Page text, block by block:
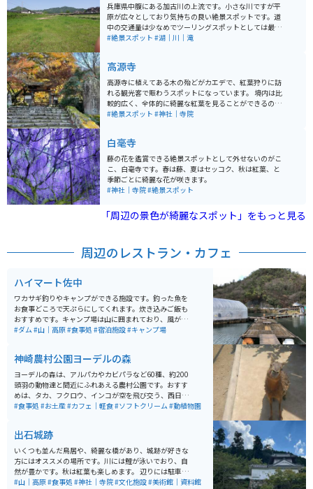
兵庫県中腹にある加古川の上流です。小さな川ですが平
原が広々としており気持ちの良い絶景スポットです。道
中の交通量は少なめでツーリングスポットとしては最適
です。
#絶景スポット #湖｜川｜滝
高源寺
高源寺に植えてある木の殆どがカエデで、紅葉狩りに訪
れる観光客で賑わうスポットになっています。 境内は比
較的広く、全体的に綺麗な紅葉を見ることができるのが
魅力的です。 秋の紅葉狩りだけでなく、春夏に見られる
の黒豆を買うことができたり、団子や焼鳥などを食べる
ことができたりと紅葉狩り以外にも楽しむ事ができるた
め、ゆっくり観光のできる場所となっています。
#絶景スポット #神社｜寺院
白毫寺
藤の花を鑑賞できる絶景スポットとして外せないのがこ
こ、白毫寺です。春は藤、夏はセッコク、秋は紅葉、と
季節ごとに綺麗な花が咲きます。
#神社｜寺院#絶景スポット
「周辺の景色が綺麗なスポット」をもっと見る
周辺のレストラン・カフェ
ハイマート佐中
ワカサギ釣りやキャンプができる施設です。釣った魚を
お食事どころで天ぷらにしてくれます。炊き込みご飯も
おすすめです。キャンプ場は山に囲まれており、風が強
く吹く為、夏場に行くのをオススメします。デイキャン
#ダム#山｜高原#食事処 #宿泊施設#キャンプ場
神崎農村公園ヨーデルの森
ヨーデルの森は、アルパカやカビパラなど60種、約200
頭羽の動物達と間近にふれあえる農村公園です。おすす
めは、タカ、フクロウ、インコが空を飛び交う、西日本
最大級のバードパフォーマンスショーです。 パン作りや
工房で作られたプリンが人気でソフトクリームも美味し
いです。
#食事処 #お土産#カフェ｜軽食#ソフトクリーム#動植物園
出石城跡
いくつも並んだ鳥居や、綺麗な橋があり、城跡が好きな
方にはオススメの場所です。川には鯉が泳いでおり、自
然が豊かです。秋は紅葉も楽しめます。 辺りには駐車
場、お土産屋さん、皿そば屋、軽食店なども豊富です。
#山｜高原#食事処 #神社｜寺院#文化施設#美術館｜資料館